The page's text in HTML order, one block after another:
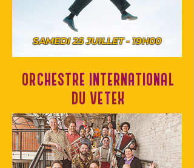
SAMEDI 25 JUILLET - 19H00
ORCHESTRE INTERNATIONAL
DU VETEX